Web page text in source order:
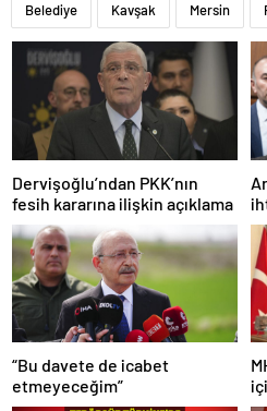
Belediye Kavşak Mersin
Dervişoğlu’ndan PKK’nın
fesih kararına ilişkin açıklama
“Bu davete de icabet
etmeyeceğim”